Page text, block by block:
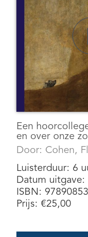
Een
en over onze
Door: Cohen,
Luisterduur: 6
Datum
ISBN:
Prijs: €25,00